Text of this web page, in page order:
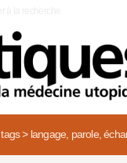
tags> langage, parole,